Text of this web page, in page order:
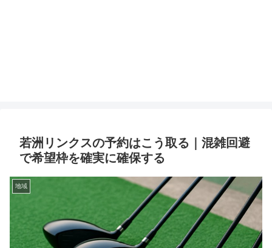
若洲リンクスの予約はこう取る｜混雑回避
で希望枠を確実に確保する
地域